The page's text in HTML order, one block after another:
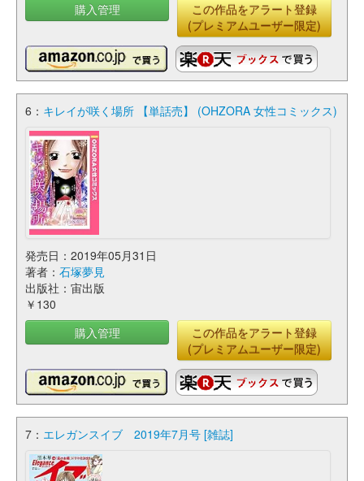
購入管理
この作品をアラート登録
(プレミアムユーザー限定)
6： キレイが咲く場所 【単話売】 (OHZORA 女性コミックス)
発売日：2019年05月31日
著者： 石塚夢見
出版社：宙出版
￥130
購入管理
この作品をアラート登録
(プレミアムユーザー限定)
7： エレガンスイブ 2019年7月号 [雑誌]